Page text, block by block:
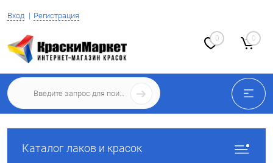
Вход Регистрация
0 0
Каталог лаков и красок